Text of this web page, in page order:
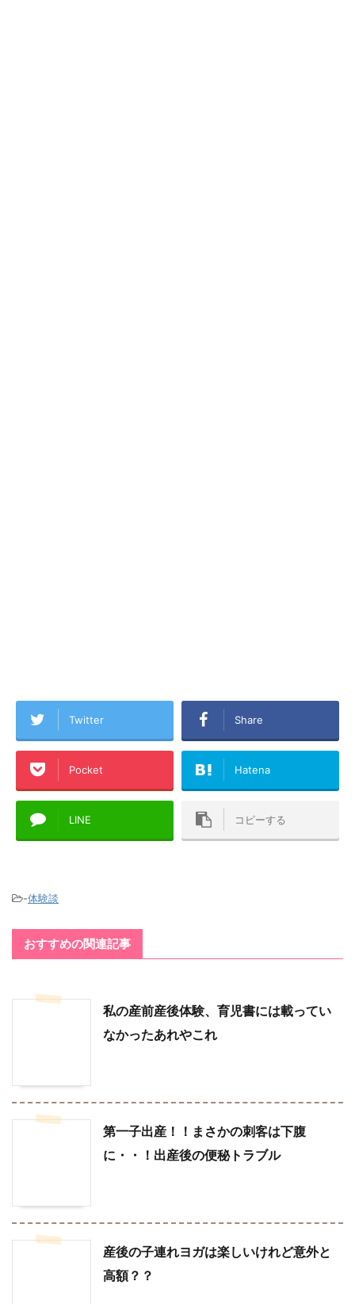
Twitter Share
Pocket Hatena
LINE コピーする
-体験談
おすすめの関連記事
私の産前産後体験、育児書には載ってい
なかったあれやこれ
第一子出産！！まさかの刺客は下腹
に・・！出産後の便秘トラブル
産後の子連れヨガは楽しいけれど意外と
高額？？